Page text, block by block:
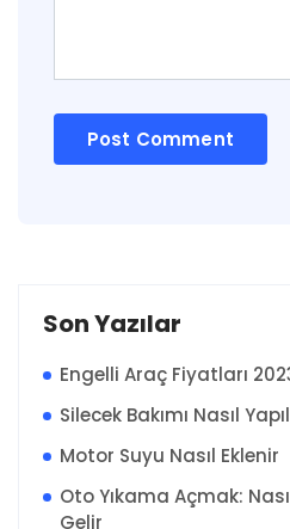
Son Yazılar
Engelli Araç Fiyatları
Silecek Bakımı Nasıl
Motor Suyu Nasıl Eklenir
Oto Yıkama Açmak:
Gelir